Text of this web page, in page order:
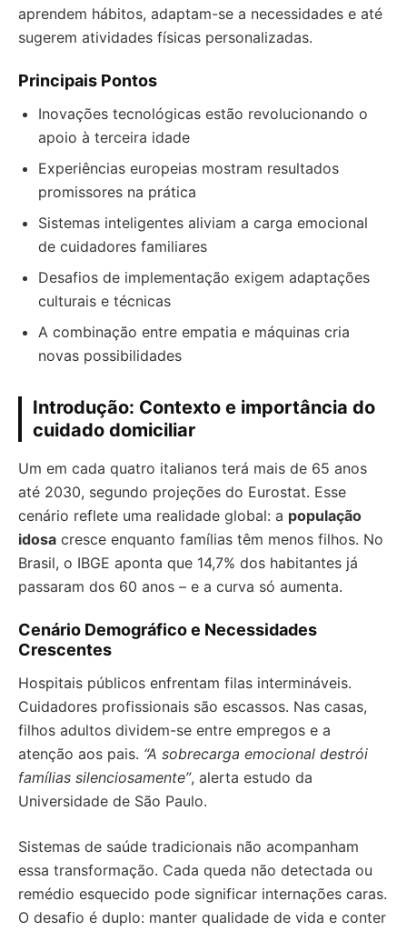
aprendem hábitos, adaptam-se a necessidades e até
sugerem atividades físicas personalizadas.
Principais Pontos
Inovações tecnológicas estão revolucionando o
apoio à terceira idade
Experiências europeias mostram resultados
promissores na prática
Sistemas inteligentes aliviam a carga emocional
de cuidadores familiares
Desafios de implementação exigem adaptações
culturais e técnicas
A combinação entre empatia e máquinas cria
novas possibilidades
Introdução: Contexto e importância do
cuidado domiciliar
Um em cada quatro italianos terá mais de 65 anos
até 2030, segundo projeções do Eurostat. Esse
cenário reflete uma realidade global: a população
idosa cresce enquanto famílias têm menos filhos. No
Brasil, o IBGE aponta que 14,7% dos habitantes já
passaram dos 60 anos – e a curva só aumenta.
Cenário Demográfico e Necessidades
Crescentes
Hospitais públicos enfrentam filas intermináveis.
Cuidadores profissionais são escassos. Nas casas,
filhos adultos dividem-se entre empregos e a
atenção aos pais. “A sobrecarga emocional destrói
famílias silenciosamente”, alerta estudo da
Universidade de São Paulo.
Sistemas de saúde tradicionais não acompanham
essa transformação. Cada queda não detectada ou
remédio esquecido pode significar internações caras.
O desafio é duplo: manter qualidade de vida e conter